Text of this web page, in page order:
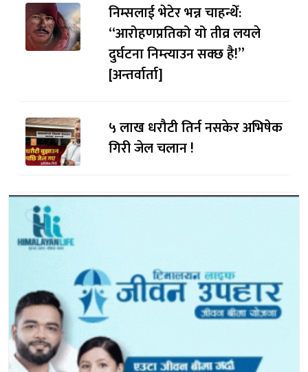
निम्सलाई भेटेर भन्न चाहन्थेँ:
“आरोहणप्रतिको यो तीव्र लयले
दुर्घटना निम्त्याउन सक्छ है!”
[अन्तर्वार्ता]
५ लाख धरौटी तिर्न नसकेर अभिषेक
गिरी जेल चलान !